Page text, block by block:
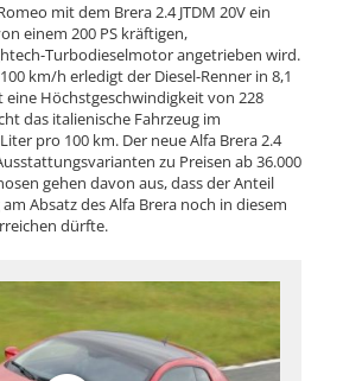
mit dem Brera 2.4 JTDM 20V ein
einem 200 PS kräftigen,
Turbodieselmotor angetrieben wird.
km/h erledigt der Diesel-Renner in 8,1
eine Höchstgeschwindigkeit von 228
das italienische Fahrzeug im
pro 100 km. Der neue Alfa Brera 2.4
zu Preisen ab 36.000
gehen davon aus, dass der Anteil
Absatz des Alfa Brera noch in diesem
dürfte.